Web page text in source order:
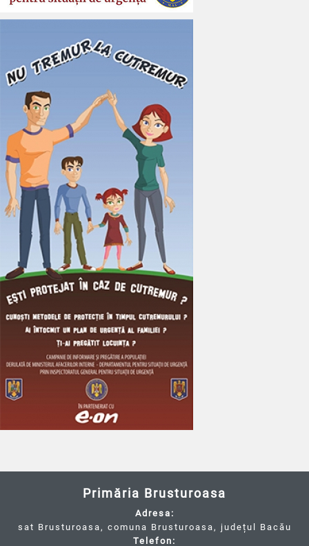
Primăria Brusturoasa
Adresa:
sat Brusturoasa, comuna Brusturoasa, județul Bacău
Telefon: